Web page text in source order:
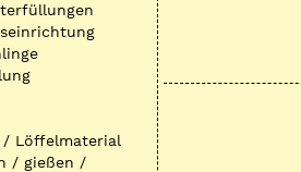
Löffelmaterial
/ gießen /